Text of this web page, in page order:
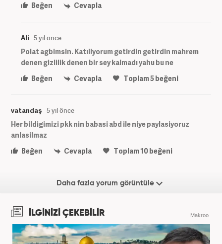
Beğen
Cevapla
Ali 5 yıl önce
Polat agbimsin. Katıliyorum getirdin getirdin mahrem
denen gizlilik denen bir sey kalmadı yahu bu ne
Beğen
Cevapla Toplam5beğeni
vatandaş 5 yıl önce
Her bildigimizi pkk nin babasi abd ile niye paylasiyoruz
anlasilmaz
Beğen
Cevapla Toplam10beğeni
Daha fazla yorum görüntüle
İLGİNİZİ ÇEKEBİLİR Makroo